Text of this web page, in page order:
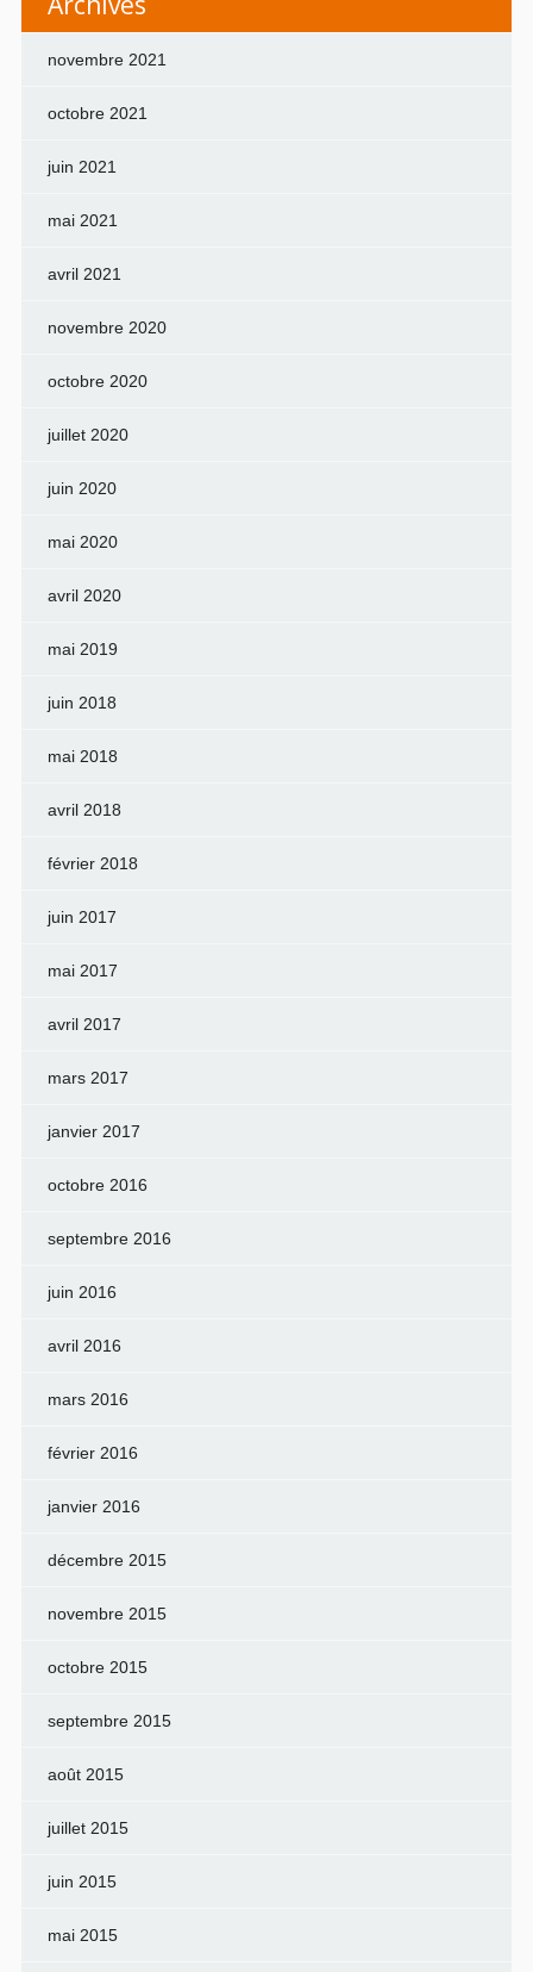
novembre 2021
octobre 2021
juin 2021
mai 2021
avril 2021
novembre 2020
octobre 2020
juillet 2020
juin 2020
mai 2020
avril 2020
mai 2019
juin 2018
mai 2018
avril 2018
février 2018
juin 2017
mai 2017
avril 2017
mars 2017
janvier 2017
octobre 2016
septembre 2016
juin 2016
avril 2016
mars 2016
février 2016
janvier 2016
décembre 2015
novembre 2015
octobre 2015
septembre 2015
août 2015
juillet 2015
juin 2015
mai 2015